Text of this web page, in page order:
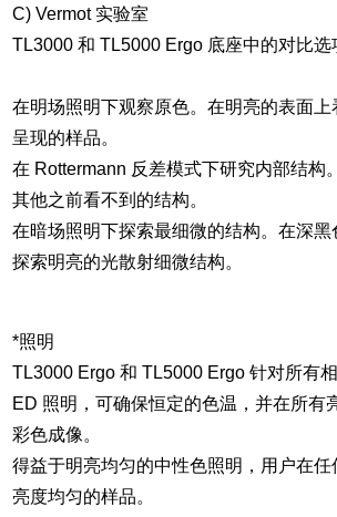
C) Vermot 实验室
TL3000 和 TL5000 Ergo 底座中的对比选
在明场照明下观察原色。在明亮的表面
呈现的样品。
在 Rottermann 反差模式下研究内部结构
其他之前看不到的结构。
在暗场照明下探索最细微的结构。在深黑
探索明亮的光散射细微结构。
*照明
TL3000 Ergo 和 TL5000 Ergo 针对所有
ED 照明，可确保恒定的色温，并在所有
彩色成像。
得益于明亮均匀的中性色照明，用户在
亮度均匀的样品。